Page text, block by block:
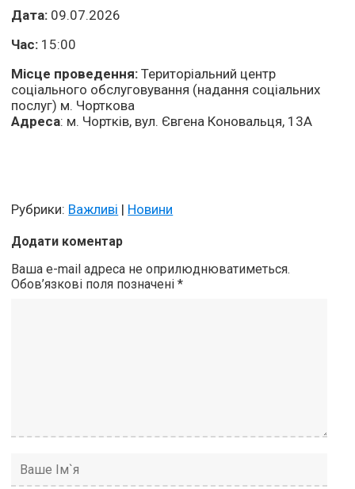
Дата: 09.07.2026
Час: 15:00
Місце проведення: Територіальний центр
соціального обслуговування (надання соціальних
послуг) м. Чорткова
Адреса: м. Чортків, вул. Євгена Коновальця, 13А
Рубрики: Важливі | Новини
Додати коментар
Ваша e-mail адреса не оприлюднюватиметься.
Обов’язкові поля позначені*